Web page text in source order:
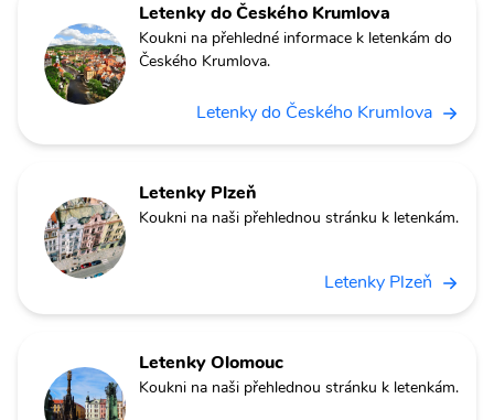
Letenky do Českého Krumlova
Koukni na přehledné informace k letenkám do
Českého Krumlova.
Letenky do Českého Krumlova
Letenky Plzeň
Koukni na naši přehlednou stránku k letenkám.
Letenky Plzeň
Letenky Olomouc
Koukni na naši přehlednou stránku k letenkám.